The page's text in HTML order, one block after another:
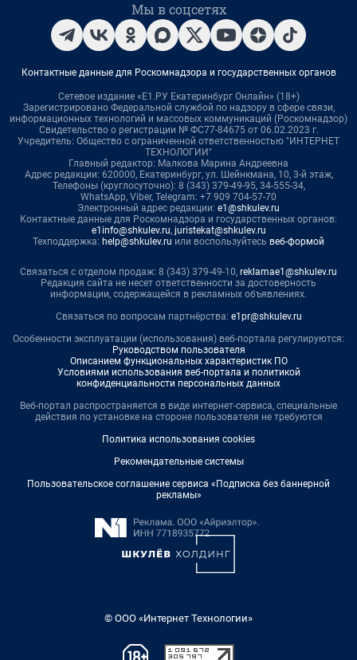
Мы в соцсетях
Контактные данные для Роскомнадзора и государственных органов
Сетевое издание «Е1.РУ Екатеринбург Онлайн» (18+)
Зарегистрировано Федеральной службой по надзору в сфере связи,
информационных технологий и массовых коммуникаций (Роскомнадзор)
Свидетельство о регистрации № ФС77-84675 от 06.02.2023 г.
Учредитель: Общество с ограниченной ответственностью "ИНТЕРНЕТ
ТЕХНОЛОГИИ"
Главный редактор: Малкова Марина Андреевна
Адрес редакции: 620000, Екатеринбург, ул. Шейнкмана, 10, 3-й этаж,
Телефоны (круглосуточно): 8 (343) 379-49-95, 34-555-34,
WhatsApp, Viber, Telegram: +7 909 704-57-70
Электронный адрес редакции: e1@shkulev.ru
Контактные данные для Роскомнадзора и государственных органов:
e1info@shkulev.ru, juristekat@shkulev.ru
Техподдержка: help@shkulev.ru или воспользуйтесь веб-формой
Связаться с отделом продаж: 8 (343) 379-49-10, reklamae1@shkulev.ru
Редакция сайта не несет ответственности за достоверность
информации, содержащейся в рекламных объявлениях.
Связаться по вопросам партнёрства: e1pr@shkulev.ru
Особенности эксплуатации (использования) веб-портала регулируются:
Руководством пользователя
Описанием функциональных характеристик ПО
Условиями использования веб-портала и политикой
конфиденциальности персональных данных
Веб-портал распространяется в виде интернет-сервиса, специальные
действия по установке на стороне пользователя не требуются
Политика использования cookies
Рекомендательные системы
Пользовательское соглашение сервиса «Подписка без баннерной
рекламы»
© ООО «Интернет Технологии»